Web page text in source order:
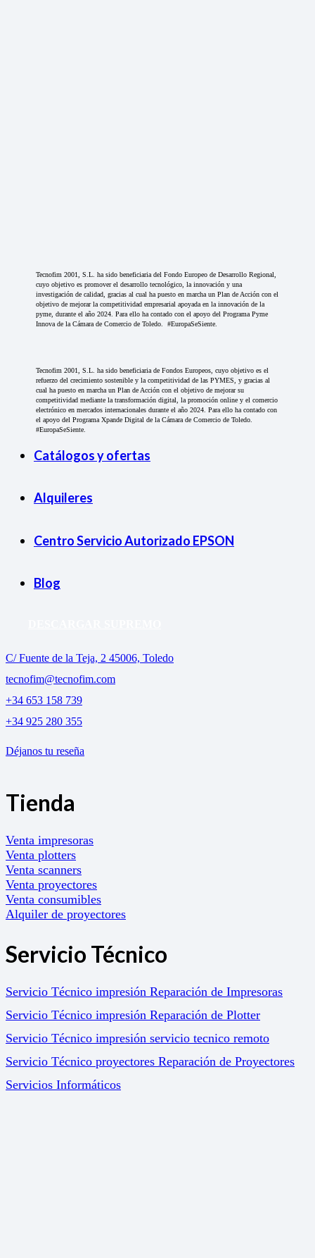
Tecnofim 2001, S.L. ha sido beneficiaria del Fondo Europeo de Desarrollo Regional,
cuyo objetivo es promover el desarrollo tecnológico, la innovación y una
investigación de calidad, gracias al cual ha puesto en marcha un Plan de Acción con el
objetivo de mejorar la competitividad empresarial apoyada en la innovación de la
pyme, durante el año 2024. Para ello ha contado con el apoyo del Programa Pyme
Innova de la Cámara de Comercio de Toledo. #EuropaSeSiente.
Tecnofim 2001, S.L. ha sido beneficiaria de Fondos Europeos, cuyo objetivo es el
refuerzo del crecimiento sostenible y la competitividad de las PYMES, y gracias al
cual ha puesto en marcha un Plan de Acción con el objetivo de mejorar su
competitividad mediante la transformación digital, la promoción online y el comercio
electrónico en mercados internacionales durante el año 2024. Para ello ha contado con
el apoyo del Programa Xpande Digital de la Cámara de Comercio de Toledo.
#EuropaSeSiente.
Catálogos y ofertas
Alquileres
Centro Servicio Autorizado EPSON
Blog
C/ Fuente de la Teja, 2 45006, Toledo
tecnofim@tecnofim.com
+34 653 158 739
+34 925 280 355
Déjanos tu reseña
Tienda
Venta impresoras
Venta plotters
Venta scanners
Venta proyectores
Venta consumibles
Alquiler de proyectores
Servicio Técnico
Servicio Técnico impresión Reparación de Impresoras
Servicio Técnico impresión Reparación de Plotter
Servicio Técnico impresión servicio tecnico remoto
Servicio Técnico proyectores Reparación de Proyectores
Servicios Informáticos